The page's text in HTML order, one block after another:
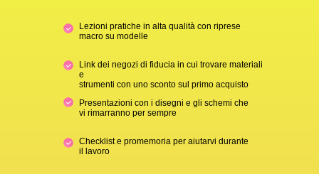
Lezioni pratiche in alta qualità con riprese
macro su modelle
Link dei negozi di fiducia in cui trovare materiali
e
strumenti con uno sconto sul primo acquisto
Presentazioni con i disegni e gli schemi che
vi rimarranno per sempre
Checklist e promemoria per aiutarvi durante
il lavoro